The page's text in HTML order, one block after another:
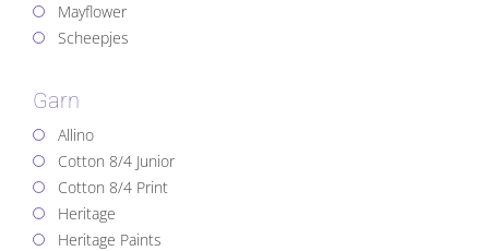
Mayflower
Scheepjes
Garn
Allino
Cotton 8/4 Junior
Cotton 8/4 Print
Heritage
Heritage Paints